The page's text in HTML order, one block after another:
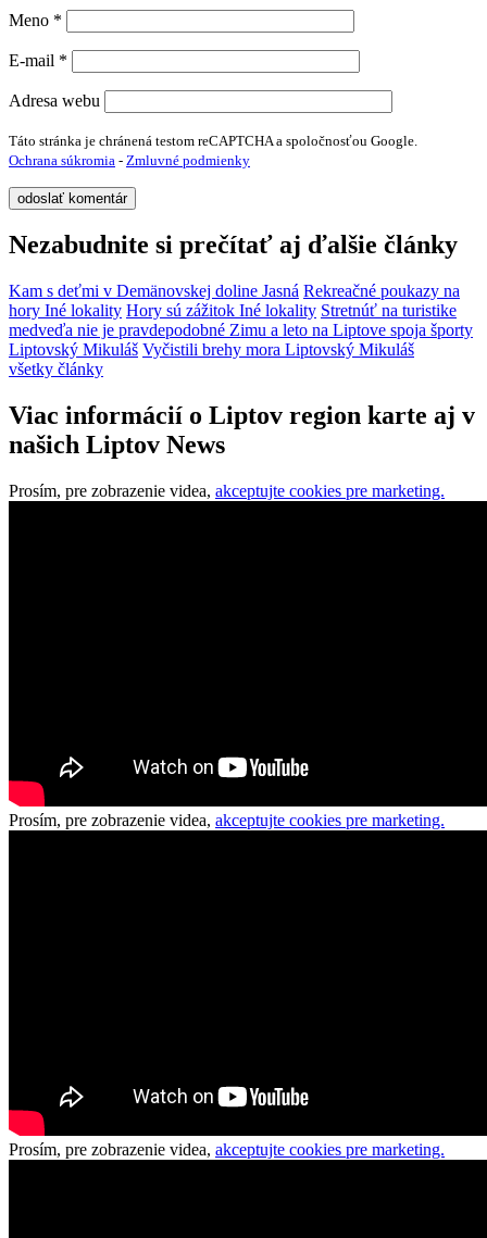
Meno *
E-mail *
Adresa webu
Táto stránka je chránená testom reCAPTCHA a spoločnosťou Google.
Ochrana súkromia - Zmluvné podmienky
Nezabudnite si prečítať aj ďalšie články
Kam s deťmi v Demänovskej doline Jasná Rekreačné poukazy na
hory Iné lokality Hory sú zážitok Iné lokality Stretnúť na turistike
medveďa nie je pravdepodobné Zimu a leto na Liptove spoja športy
Liptovský Mikuláš Vyčistili brehy mora Liptovský Mikuláš
všetky články
Viac informácií o Liptov region karte aj v
našich Liptov News
Prosím, pre zobrazenie videa, akceptujte cookies pre marketing.
Prosím, pre zobrazenie videa, akceptujte cookies pre marketing.
Prosím, pre zobrazenie videa, akceptujte cookies pre marketing.